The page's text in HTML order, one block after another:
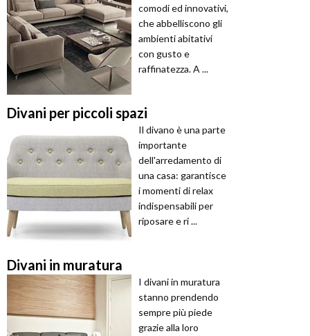
comodi ed innovativi,
che abbelliscono gli
ambienti abitativi
con gusto e
raffinatezza. A ...
Divani per piccoli spazi
Il divano è una parte
importante
dell'arredamento di
una casa: garantisce
i momenti di relax
indispensabili per
riposare e ri ...
Divani in muratura
I divani in muratura
stanno prendendo
sempre più piede
grazie alla loro